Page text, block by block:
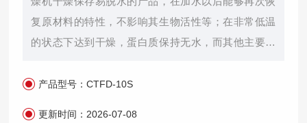
复原材料的特性，不影响其生物活性等；在非常低温
的状态下达到干燥，蛋白质保持无水，而其他主要的
血清、抗体、疫苗以及药品、微生物、酵母、生物研
产品型号：CTFD-10S
更新时间： 2026-07-08